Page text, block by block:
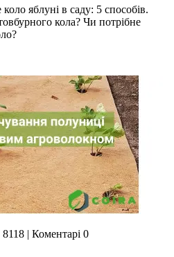
яблуні в саду: 5 способів.
кола? Чи потрібне
8118 | Коментарі 0